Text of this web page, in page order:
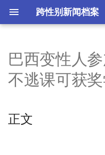
跨性别新闻档案
n
a
正文
附加信息 [Processed Page
巴西变性人
不逃课可获
正文